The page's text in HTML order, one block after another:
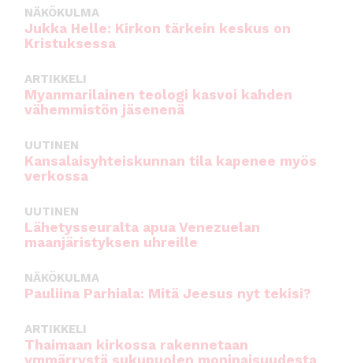
NÄKÖKULMA
Jukka Helle: Kirkon tärkein keskus on
Kristuksessa
ARTIKKELI
Myanmarilainen teologi kasvoi kahden
vähemmistön jäsenenä
UUTINEN
Kansalaisyhteiskunnan tila kapenee myös
verkossa
UUTINEN
Lähetysseuralta apua Venezuelan
maanjäristyksen uhreille
NÄKÖKULMA
Pauliina Parhiala: Mitä Jeesus nyt tekisi?
ARTIKKELI
Thaimaan kirkossa rakennetaan